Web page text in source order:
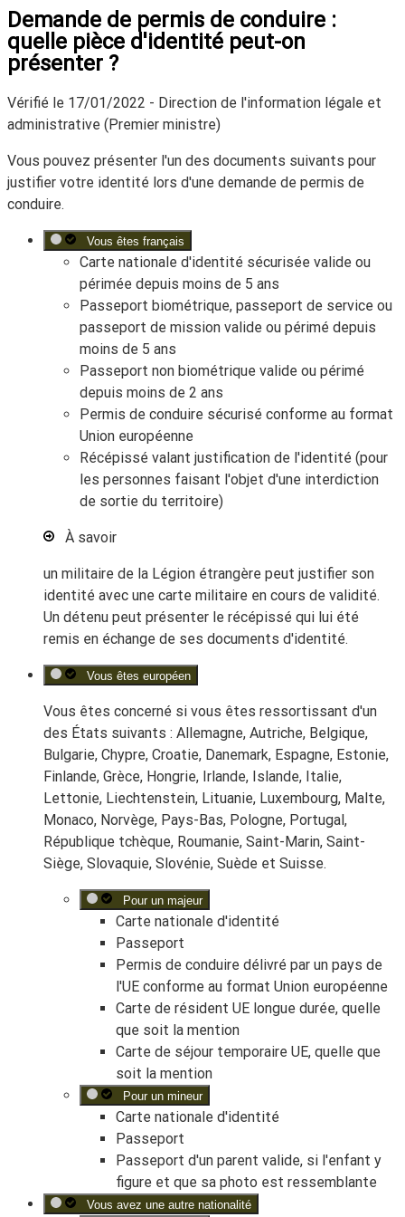
Demande de permis de conduire :
quelle pièce d'identité peut-on
présenter ?
Vérifié le 17/01/2022 - Direction de l'information légale et
administrative (Premier ministre)
Vous pouvez présenter l'un des documents suivants pour
justifier votre identité lors d'une demande de permis de
conduire.
Vous êtes français
Carte nationale d'identité sécurisée valide ou
périmée depuis moins de 5 ans
Passeport biométrique, passeport de service ou
passeport de mission valide ou périmé depuis
moins de 5 ans
Passeport non biométrique valide ou périmé
depuis moins de 2 ans
Permis de conduire sécurisé conforme au format
Union européenne
Récépissé valant justification de l'identité (pour
les personnes faisant l'objet d'une interdiction
de sortie du territoire)
À savoir
un militaire de la Légion étrangère peut justifier son
identité avec une carte militaire en cours de validité.
Un détenu peut présenter le récépissé qui lui été
remis en échange de ses documents d'identité.
Vous êtes européen
Vous êtes concerné si vous êtes ressortissant d'un
des États suivants : Allemagne, Autriche, Belgique,
Bulgarie, Chypre, Croatie, Danemark, Espagne, Estonie,
Finlande, Grèce, Hongrie, Irlande, Islande, Italie,
Lettonie, Liechtenstein, Lituanie, Luxembourg, Malte,
Monaco, Norvège, Pays-Bas, Pologne, Portugal,
République tchèque, Roumanie, Saint-Marin, Saint-
Siège, Slovaquie, Slovénie, Suède et Suisse.
Pour un majeur
Carte nationale d'identité
Passeport
Permis de conduire délivré par un pays de
l'UE conforme au format Union européenne
Carte de résident UE longue durée, quelle
que soit la mention
Carte de séjour temporaire UE, quelle que
soit la mention
Pour un mineur
Carte nationale d'identité
Passeport
Passeport d'un parent valide, si l'enfant y
figure et que sa photo est ressemblante
Vous avez une autre nationalité